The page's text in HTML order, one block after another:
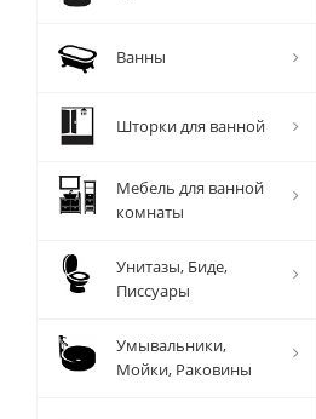
Ванны
Шторки для ванной
Мебель для ванной
комнаты
Унитазы, Биде,
Писсуары
Умывальники,
Мойки, Раковины